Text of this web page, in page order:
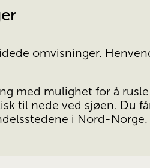
omvisninger.
med mulighet for å
til nede ved sjøen. Du
i Nord-Norge.